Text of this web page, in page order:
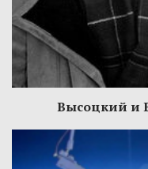
Высоцкий и